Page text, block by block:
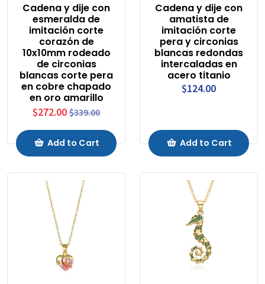
Cadena y dije con
esmeralda de
imitación corte
corazón de
10x10mm rodeado
de circonias
blancas corte pera
en cobre chapado
en oro amarillo
$272.00 $339.00
Add to Cart
Cadena y dije con
amatista de
imitación corte
pera y circonias
blancas redondas
intercaladas en
acero titanio
$124.00
Add to Cart